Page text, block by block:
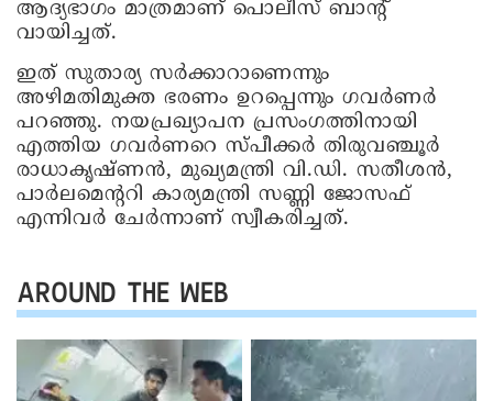
ആദ്യഭാഗം മാത്രമാണ് പൊലീസ് ബാന്റ്
വായിച്ചത്.
ഇത് സുതാര്യ സർക്കാറാണെന്നും
അഴിമതിമുക്ത ഭരണം ഉറപ്പെന്നും ഗവർണർ
പറ​ഞ്ഞു. നയപ്രഖ്യാപന പ്രസംഗത്തിനായി
എത്തിയ ഗവര്‍ണറെ സ്പീക്കര്‍ തിരുവഞ്ചൂര്‍
രാധാകൃഷ്ണന്‍, മുഖ്യമന്ത്രി വി.ഡി. സതീശന്‍,
പാര്‍ലമെന്ററി കാര്യമന്ത്രി സണ്ണി ജോസഫ്
എന്നിവര്‍ ചേര്‍ന്നാണ് സ്വീകരിച്ചത്.
AROUND THE WEB